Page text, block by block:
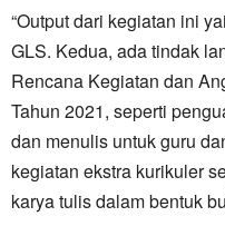
“Output dari kegiatan ini
GLS. Kedua, ada tindak
Rencana Kegiatan dan
Tahun 2021, seperti
dan menulis untuk guru
kegiatan ekstra kurikuler
karya tulis dalam bentuk